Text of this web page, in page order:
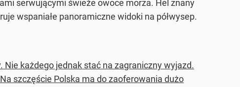
serwującymi świeże owoce morza. Hel znany
wspaniałe panoramiczne widoki na półwysep.
Nie każdego jednak stać na zagraniczny wyjazd.
szczęście Polska ma do zaoferowania dużo